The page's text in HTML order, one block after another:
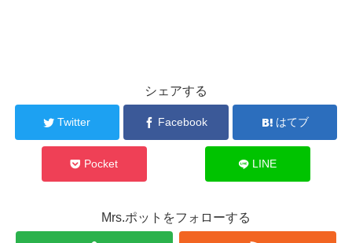
シェアする
Twitter Facebook はてブ
Pocket LINE
Mrs.ポットをフォローする